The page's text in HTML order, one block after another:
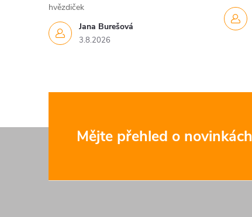
Jana Burešová
3.8.2026
hvězdiček
Mějte přehled o novinkách